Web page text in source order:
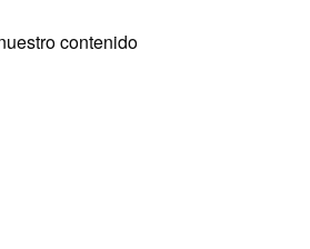
contenido